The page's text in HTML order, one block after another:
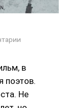
в
поэтов.
Не